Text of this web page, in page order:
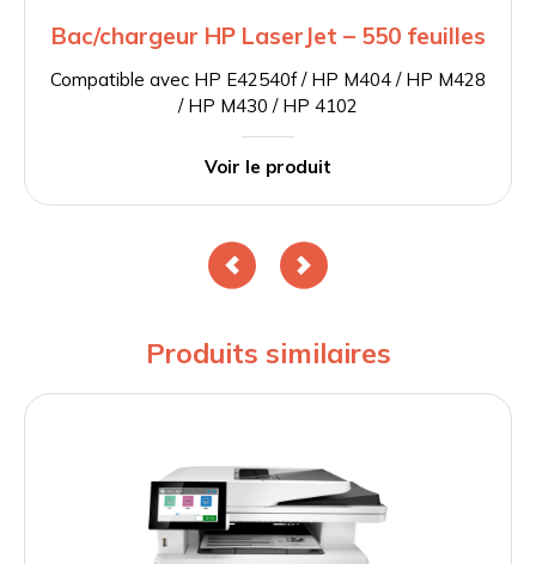
Bac/chargeur HP LaserJet – 550 feuilles
Compatible avec HP E42540f / HP M404 / HP M428
/ HP M430 / HP 4102
Voir le produit
Produits similaires